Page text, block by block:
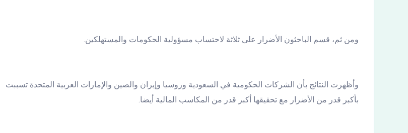
ومن ثم، قسم الباحثون الأضرار على ثلاثة لاحتساب مسؤولية الحكومات والمستهلكين.
وأظهرت النتائج بأن الشركات الحكومية في السعودية وروسيا وإيران والصين والإمارات العربية المتحدة تسببت
بأكبر قدر من الأضرار مع تحقيقها أكبر قدر من المكاسب المالية أيضا.